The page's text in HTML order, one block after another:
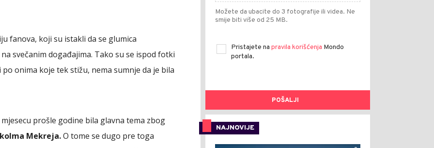
fanova, koji su istakli da se glumica
svečanim događajima. Tako su se ispod fotki
onima koje tek stižu, nema sumnje da je bila
prošle godine bila glavna tema zbog
Mekreja.O tome se dugo pre toga
Možete da ubacite do 3 fotografije ili videa. Ne
smije biti više od 25 MB.
Pristajete na pravila korišćenja Mondo
portala.
POŠALJI
NAJNOVIJE